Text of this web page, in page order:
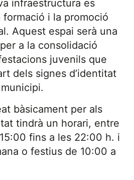
infraestructura es
formació i la promoció
Aquest espai serà una
a la consolidació
juvenils que
dels signes d’identitat
bàsicament per als
tindrà un horari, entre
fins a les 22:00 h. i
o festius de 10:00 a